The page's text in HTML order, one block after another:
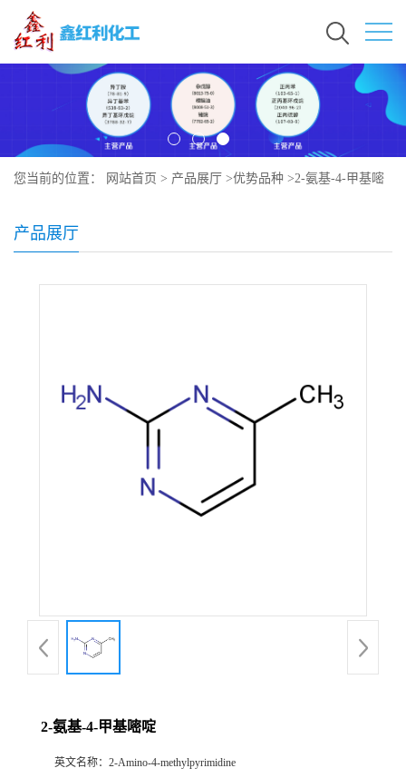
您当前的位置： 网站首页 > 产品展厅 >优势品种 >2-氨基-4-甲基嘧
产品展厅
2-氨基-4-甲基嘧啶
英文名称： 2-Amino-4-methylpyrimidine